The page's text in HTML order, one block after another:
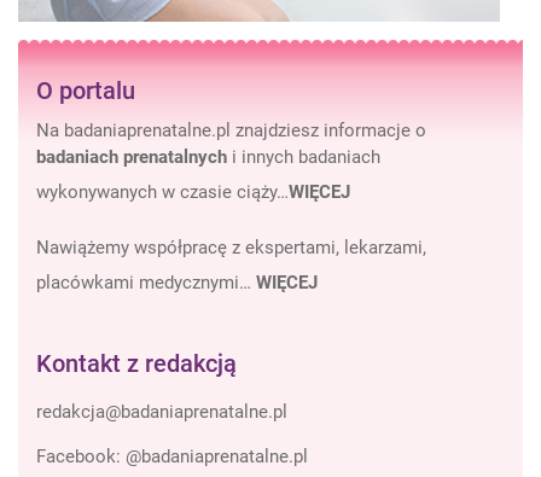
O portalu
Na badaniaprenatalne.pl znajdziesz informacje o
badaniach prenatalnych i innych badaniach
wykonywanych w czasie ciąży…WIĘCEJ
Nawiążemy współpracę z ekspertami, lekarzami,
placówkami medycznymi… WIĘCEJ
Kontakt z redakcją
Facebook: @badaniaprenatalne.pl